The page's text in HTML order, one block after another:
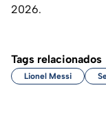
2026.
Tags relacionados
Lionel Messi